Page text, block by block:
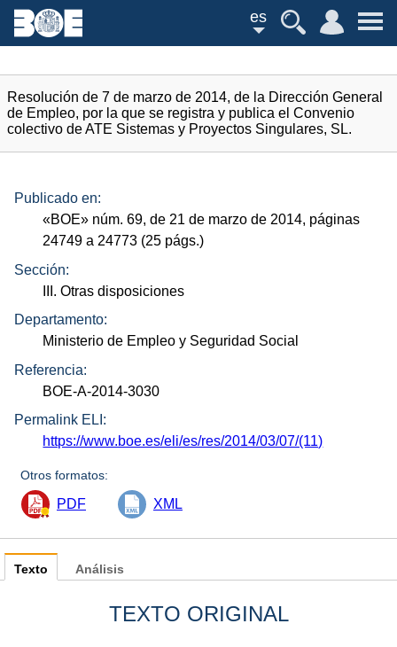
es
Resolución de 7 de marzo de 2014, de la Dirección General
de Empleo, por la que se registra y publica el Convenio
colectivo de ATE Sistemas y Proyectos Singulares, SL.
Publicado en:
«BOE» núm. 69, de 21 de marzo de 2014, páginas
24749 a 24773 (25 págs.)
Sección:
III. Otras disposiciones
Departamento:
Ministerio de Empleo y Seguridad Social
Referencia:
BOE-A-2014-3030
Permalink ELI:
https://www.boe.es/eli/es/res/2014/03/07/(11)
Otros formatos:
PDF XML
Texto
TEXTO ORIGINAL
Análisis